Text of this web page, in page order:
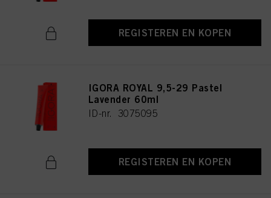
REGISTEREN EN KOPEN
IGORA ROYAL 9,5-29 Pastel
Lavender 60ml
ID-nr. 3075095
REGISTEREN EN KOPEN